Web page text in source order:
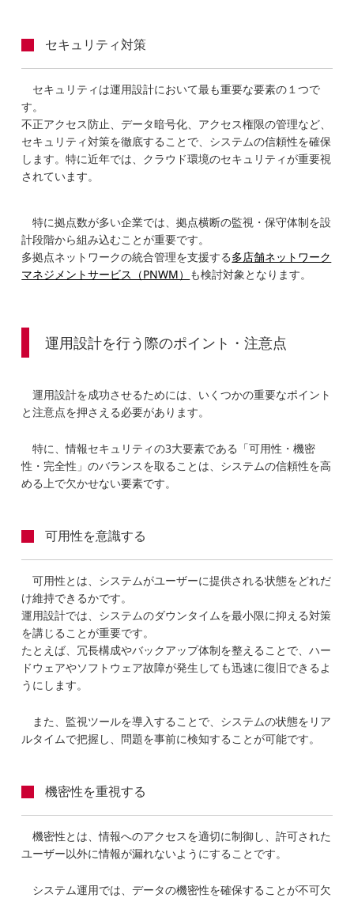
セキュリティ対策
セキュリティは運用設計において最も重要な要素の１つで
す。
不正アクセス防止、データ暗号化、アクセス権限の管理など、
セキュリティ対策を徹底することで、システムの信頼性を確保
します。特に近年では、クラウド環境のセキュリティが重要視
されています。
特に拠点数が多い企業では、拠点横断の監視・保守体制を設
計段階から組み込むことが重要です。
多拠点ネットワークの統合管理を支援する多店舗ネットワーク
マネジメントサービス（PNWM） も検討対象となります。
運用設計を行う際のポイント・注意点
運用設計を成功させるためには、いくつかの重要なポイント
と注意点を押さえる必要があります。
特に、情報セキュリティの3大要素である「可用性・機密
性・完全性」のバランスを取ることは、システムの信頼性を高
める上で欠かせない要素です。
可用性を意識する
可用性とは、システムがユーザーに提供される状態をどれだ
け維持できるかです。
運用設計では、システムのダウンタイムを最小限に抑える対策
を講じることが重要です。
たとえば、冗長構成やバックアップ体制を整えることで、ハー
ドウェアやソフトウェア故障が発生しても迅速に復旧できるよ
うにします。
また、監視ツールを導入することで、システムの状態をリア
ルタイムで把握し、問題を事前に検知することが可能です。
機密性を重視する
機密性とは、情報へのアクセスを適切に制御し、許可された
ユーザー以外に情報が漏れないようにすることです。
システム運用では、データの機密性を確保することが不可欠